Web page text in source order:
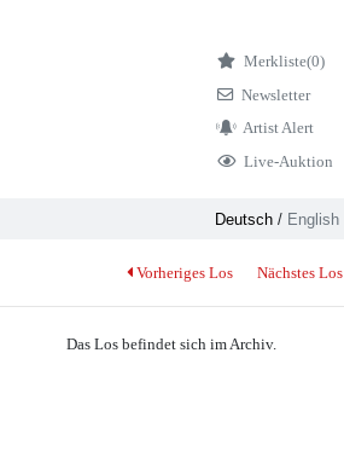
Merkliste(0)
Newsletter
Artist Alert
Live-Auktion
Deutsch/ English
Vorheriges Los Nächstes Los
Das Los befindet sich im Archiv.